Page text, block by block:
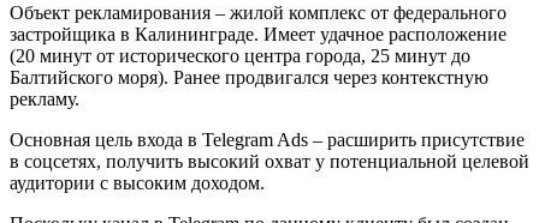
Объект рекламирования – жилой комплекс от федерального
застройщика в Калининграде. Имеет удачное расположение
(20 минут от исторического центра города, 25 минут до
Балтийского моря). Ранее продвигался через контекстную
рекламу.
Основная цель входа в Telegram Ads – расширить присутствие
в соцсетях, получить высокий охват у потенциальной целевой
аудитории с высоким доходом.